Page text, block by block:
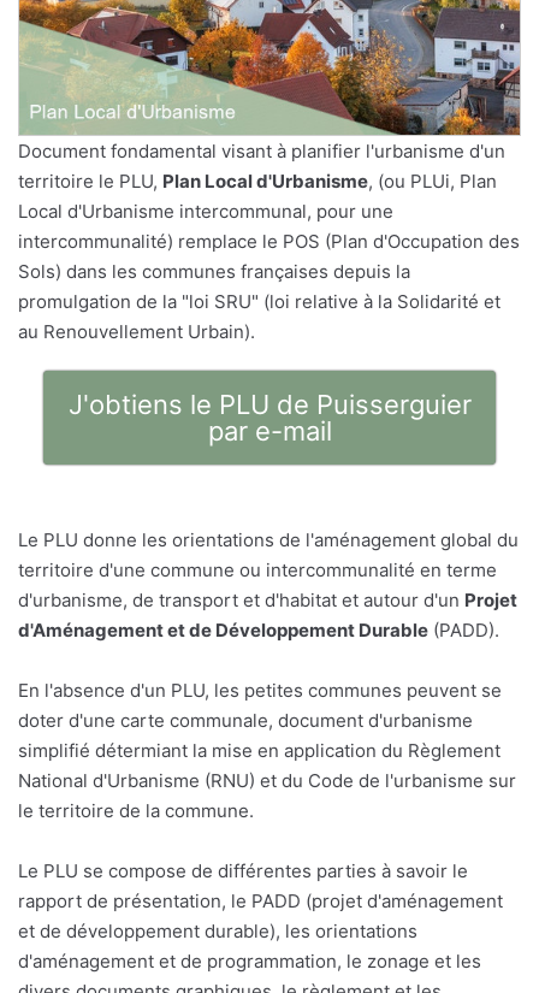
Document fondamental visant à planifier l'urbanisme d'un
territoire le PLU, Plan Local d'Urbanisme, (ou PLUi, Plan
Local d'Urbanisme intercommunal, pour une
intercommunalité) remplace le POS (Plan d'Occupation des
Sols) dans les communes françaises depuis la
promulgation de la "loi SRU" (loi relative à la Solidarité et
au Renouvellement Urbain).
J'obtiens le PLU de Puisserguier
par e-mail
Le PLU donne les orientations de l'aménagement global du
territoire d'une commune ou intercommunalité en terme
d'urbanisme, de transport et d'habitat et autour d'un Projet
d'Aménagement et de Développement Durable (PADD).
En l'absence d'un PLU, les petites communes peuvent se
doter d'une carte communale, document d'urbanisme
simplifié détermiant la mise en application du Règlement
National d'Urbanisme (RNU) et du Code de l'urbanisme sur
le territoire de la commune.
Le PLU se compose de différentes parties à savoir le
rapport de présentation, le PADD (projet d'aménagement
et de développement durable), les orientations
d'aménagement et de programmation, le zonage et les